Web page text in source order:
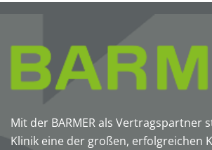
Mit der BARMER als Vertragspartner
Klinik eine der großen, erfolgreichen